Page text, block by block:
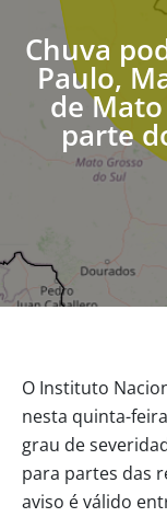
Chuva
Paulo,
de
parte
O Instituto
nesta quinta-
grau de
para partes das
aviso é válido